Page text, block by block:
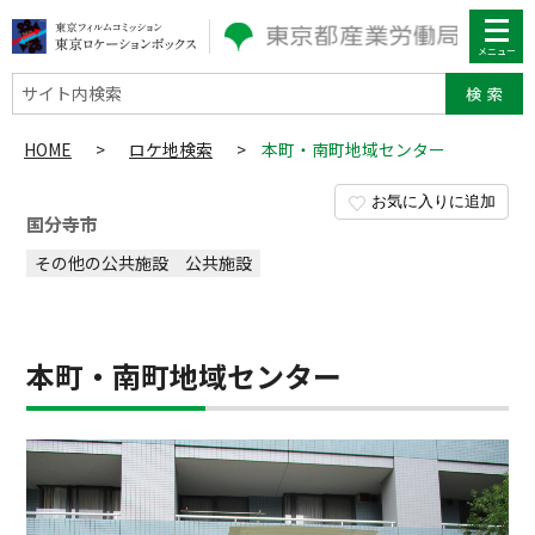
サイト内検索
HOME > ロケ地検索 > 本町・南町地域センター
お気に入りに追加
国分寺市
その他の公共施設 公共施設
本町・南町地域センター